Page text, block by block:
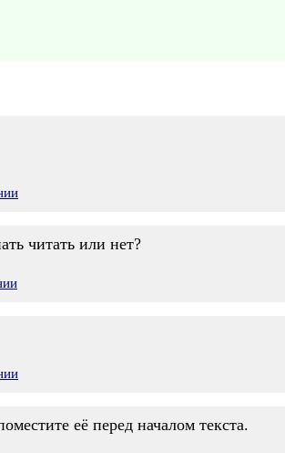
читать или нет?
её перед началом текста.